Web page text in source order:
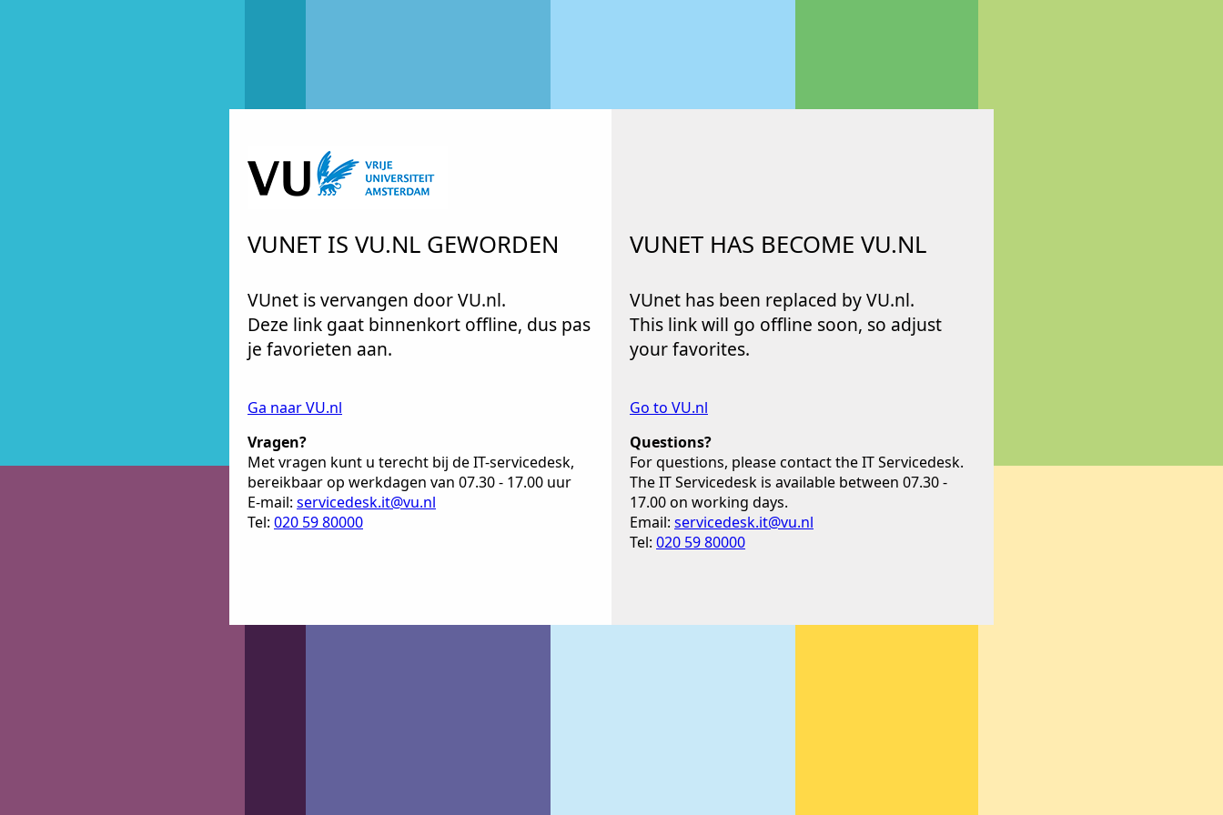
VUNET IS VU.NL GEWORDEN
VUnet is vervangen door VU.nl.
Deze link gaat binnenkort offline, dus pas
je favorieten aan.
Ga naar VU.nl
Vragen?
Met vragen kunt u terecht bij de IT-servicedesk,
bereikbaar op werkdagen van 07.30 - 17.00 uur
E-mail: servicedesk.it@vu.nl
Tel: 020 59 80000
VUNET HAS BECOME VU.NL
VUnet has been replaced by VU.nl.
This link will go offline soon, so adjust
your favorites.
Go to VU.nl
Questions?
For questions, please contact the IT Servicedesk.
The IT Servicedesk is available between 07.30 -
17.00 on working days.
Email: servicedesk.it@vu.nl
Tel: 020 59 80000